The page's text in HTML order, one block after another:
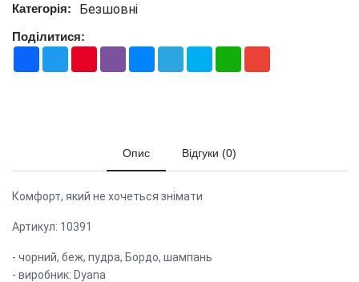
Категорія: Безшовні
Поділитися:
Facebook
TwitterPinterestViber Messenger
TelegramSkypeWhatsApp
Опис Відгуки (0)
Комфорт, який не хочеться знімати
Артикул: 10391
- чорний, беж, пудра, Бордо, шампань
- виробник: Dyana